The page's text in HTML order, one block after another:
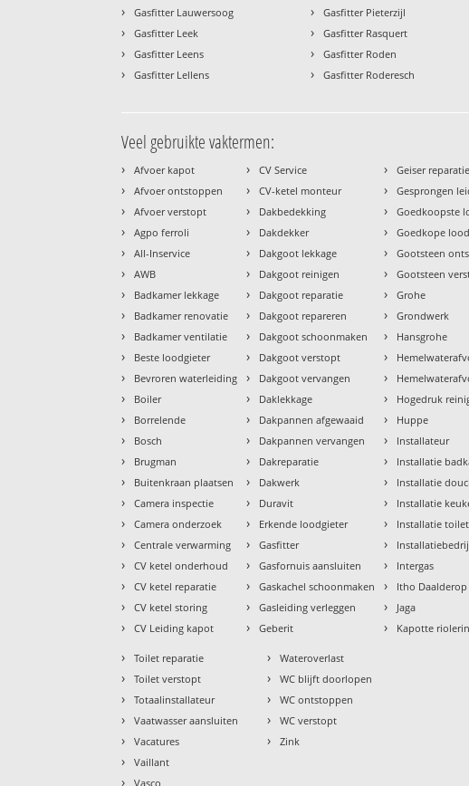
› Gasfitter Lauwersoog
› Gasfitter Leek
› Gasfitter Leens
› Gasfitter Lellens
› Gasfitter Pieterzijl
› Gasfitter Rasquert
› Gasfitter Roden
› Gasfitter Roderesch
Veel gebruikte vaktermen:
› Afvoer kapot
› Afvoer ontstoppen
› Afvoer verstopt
› Agpo ferroli
› All-Inservice
› AWB
› Badkamer lekkage
› Badkamer renovatie
› Badkamer ventilatie
› Beste loodgieter
› Bevroren waterleiding
› Boiler
› Borrelende
› Bosch
› Brugman
› Buitenkraan plaatsen
› Camera inspectie
› Camera onderzoek
› Centrale verwarming
› CV ketel onderhoud
› CV ketel reparatie
› CV ketel storing
› CV Leiding kapot
› CV Service
› CV-ketel monteur
› Dakbedekking
› Dakdekker
› Dakgoot lekkage
› Dakgoot reinigen
› Dakgoot reparatie
› Dakgoot repareren
› Dakgoot schoonmaken
› Dakgoot verstopt
› Dakgoot vervangen
› Daklekkage
› Dakpannen afgewaaid
› Dakpannen vervangen
› Dakreparatie
› Dakwerk
› Duravit
› Erkende loodgieter
› Gasfitter
› Gasfornuis aansluiten
› Gaskachel schoonmaken
› Gasleiding verleggen
› Geberit
› Geiser reparatie
› Gesprongen
› Goedkoopste
› Goedkope
› Gootsteen
› Gootsteen
› Grohe
› Grondwerk
› Hansgrohe
›
›
› Hogedruk
› Huppe
› Installateur
› Installatie
› Installatie
› Installatie
› Installatie toilet
›
› Intergas
› Itho Daalderop
› Jaga
› Kapotte
› Toilet reparatie
› Toilet verstopt
› Totaalinstallateur
› Vaatwasser aansluiten
› Vacatures
› Vaillant
› Vasco
› Wateroverlast
› WC blijft doorlopen
› WC ontstoppen
› WC verstopt
› Zink